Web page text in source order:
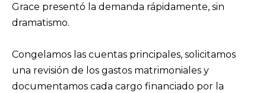
Grace presentó la demanda rápidamente, sin
dramatismo.
Congelamos las cuentas principales, solicitamos
una revisión de los gastos matrimoniales y
documentamos cada cargo financiado por la